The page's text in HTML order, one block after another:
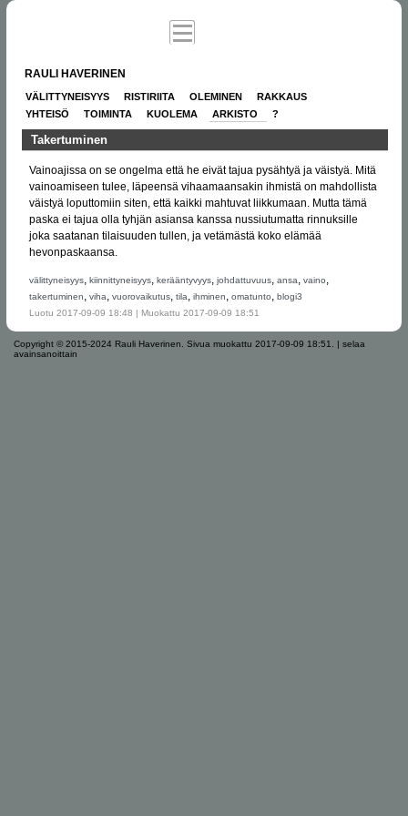
RAULI HAVERINEN
VÄLITTYNEISYYS RISTIRIITA OLEMINEN
RAKKAUS
YHTEISÖ
TOIMINTA KUOLEMA ARKISTO ?
Takertuminen
Vainoajissa on se ongelma että he eivät tajua pysähtyä ja väistyä. Mitä
vainoamiseen tulee, läpeensä vihaamaansakin ihmistä on mahdollista
väistyä loputtomiin siten, että kaikki mahtuvat liikkumaan. Mutta tämä
paska ei tajua olla tyhjän asiansa kanssa nussiutumatta rinnuksille
joka saatanan tilaisuuden tullen, ja vetämästä koko elämää
hevonpaskaansa.
välittyneisyys, kiinnittyneisyys, kerääntyvyys, johdattuvuus, ansa, vaino,
takertuminen, viha, vuorovaikutus, tila, ihminen, omatunto, blogi3
Luotu 2017-09-09 18:48 | Muokattu 2017-09-09 18:51
Copyright © 2015-2024 Rauli Haverinen. Sivua muokattu 2017-09-09 18:51. | selaa
avainsanoittain